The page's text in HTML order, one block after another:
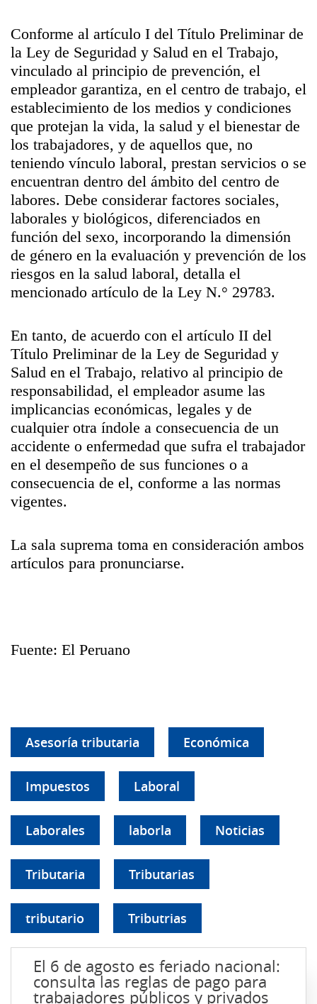
Conforme al artículo I del Título Preliminar de
la Ley de Seguridad y Salud en el Trabajo,
vinculado al principio de prevención, el
empleador garantiza, en el centro de trabajo, el
establecimiento de los medios y condiciones
que protejan la vida, la salud y el bienestar de
los trabajadores, y de aquellos que, no
teniendo vínculo laboral, prestan servicios o se
encuentran dentro del ámbito del centro de
labores. Debe considerar factores sociales,
laborales y biológicos, diferenciados en
función del sexo, incorporando la dimensión
de género en la evaluación y prevención de los
riesgos en la salud laboral, detalla el
mencionado artículo de la Ley N.° 29783.
En tanto, de acuerdo con el artículo II del
Título Preliminar de la Ley de Seguridad y
Salud en el Trabajo, relativo al principio de
responsabilidad, el empleador asume las
implicancias económicas, legales y de
cualquier otra índole a consecuencia de un
accidente o enfermedad que sufra el trabajador
en el desempeño de sus funciones o a
consecuencia de el, conforme a las normas
vigentes.
La sala suprema toma en consideración ambos
artículos para pronunciarse.
Fuente: El Peruano
Asesoría tributaria Económica
Impuestos Laboral
Laborales laborla Noticias
Tributaria Tributarias
tributario Tributrias
El 6 de agosto es feriado nacional:
consulta las reglas de pago para
trabajadores públicos y privados